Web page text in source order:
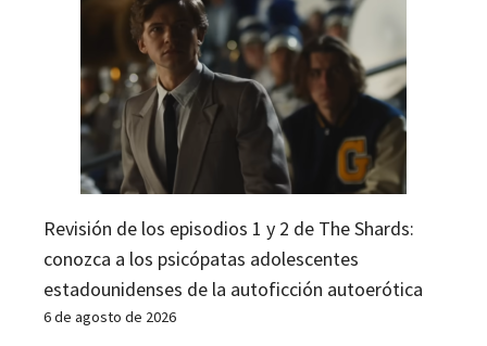
Revisión de los episodios 1 y 2 de The Shards:
conozca a los psicópatas adolescentes
estadounidenses de la autoficción autoerótica
6 de agosto de 2026